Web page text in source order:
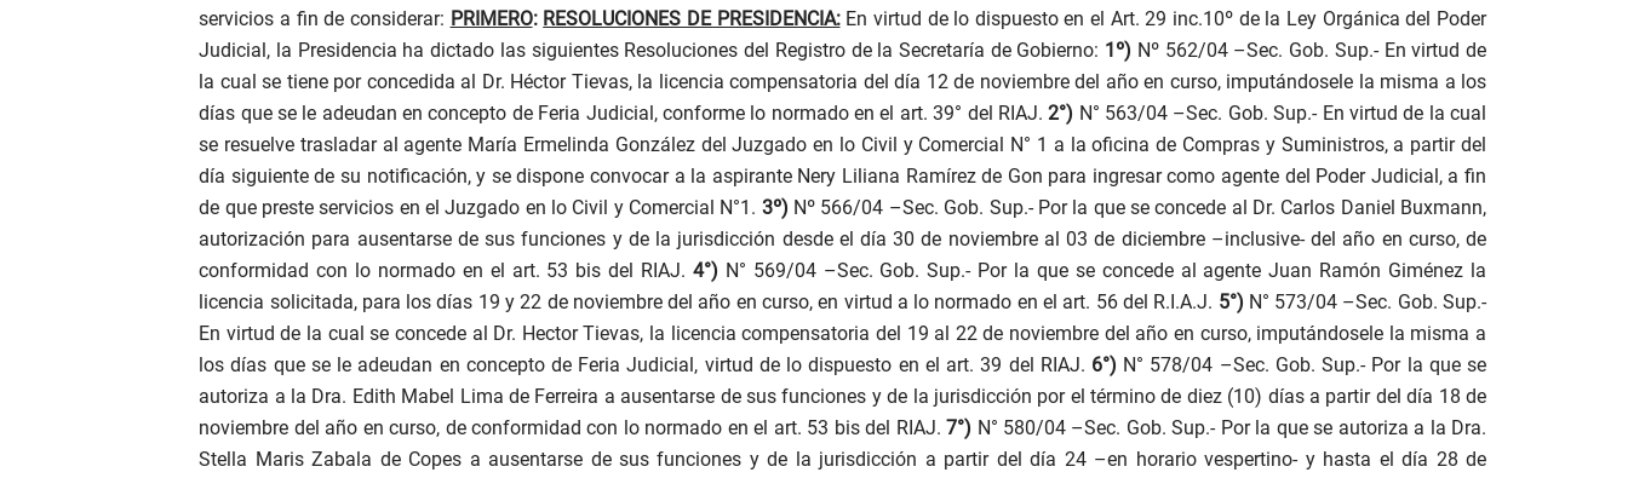
servicios a fin de considerar: PRIMERO: RESOLUCIONES DE PRESIDENCIA:En virtud de lo dispuesto en el Art. 29 inc.10º de la Ley Orgánica del Poder
Judicial, la Presidencia ha dictado las siguientes Resoluciones del Registro de la Secretaría de Gobierno: 1º) Nº 562/04 –Sec. Gob. Sup.- En virtud de
la cual se tiene por concedida al Dr. Héctor Tievas, la licencia compensatoria del día 12 de noviembre del año en curso, imputándosele la misma a los
días que se le adeudan en concepto de Feria Judicial, conforme lo normado en el art. 39° del RIAJ.2°) N° 563/04 –Sec. Gob. Sup.- En virtud de la cual
se resuelve trasladar al agente María Ermelinda González del Juzgado en lo Civil y Comercial N° 1 a la oficina de Compras y Suministros, a partir del
día siguiente de su notificación, y se dispone convocar a la aspirante Nery Liliana Ramírez de Gon para ingresar como agente del Poder Judicial, a fin
de que preste servicios en el Juzgado en lo Civil y Comercial N°1. 3º) Nº 566/04 –Sec. Gob. Sup.- Por la que se concede al Dr. Carlos Daniel Buxmann,
autorización para ausentarse de sus funciones y de la jurisdicción desde el día 30 de noviembre al 03 de diciembre –inclusive- del año en curso, de
conformidad con lo normado en el art. 53 bis del RIAJ. 4°) N° 569/04 –Sec. Gob. Sup.- Por la que se concede al agente Juan Ramón Giménez la
licencia solicitada, para los días 19 y 22 de noviembre del año en curso, en virtud a lo normado en el art. 56 del R.I.A.J. 5°) N° 573/04 –Sec. Gob. Sup.-
En virtud de la cual se concede al Dr. Hector Tievas, la licencia compensatoria del 19 al 22 de noviembre del año en curso, imputándosele la misma a
los días que se le adeudan en concepto de Feria Judicial, virtud de lo dispuesto en el art. 39 del RIAJ. 6°) N° 578/04 –Sec. Gob. Sup.- Por la que se
autoriza a la Dra. Edith Mabel Lima de Ferreira a ausentarse de sus funciones y de la jurisdicción por el término de diez (10) días a partir del día 18 de
noviembre del año en curso, de conformidad con lo normado en el art. 53 bis del RIAJ. 7°) N° 580/04 –Sec. Gob. Sup.- Por la que se autoriza a la Dra.
Stella Maris Zabala de Copes a ausentarse de sus funciones y de la jurisdicción a partir del día 24 –en horario vespertino- y hasta el día 28 de